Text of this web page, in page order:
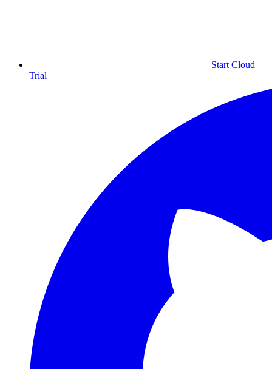
Start Cloud
Trial